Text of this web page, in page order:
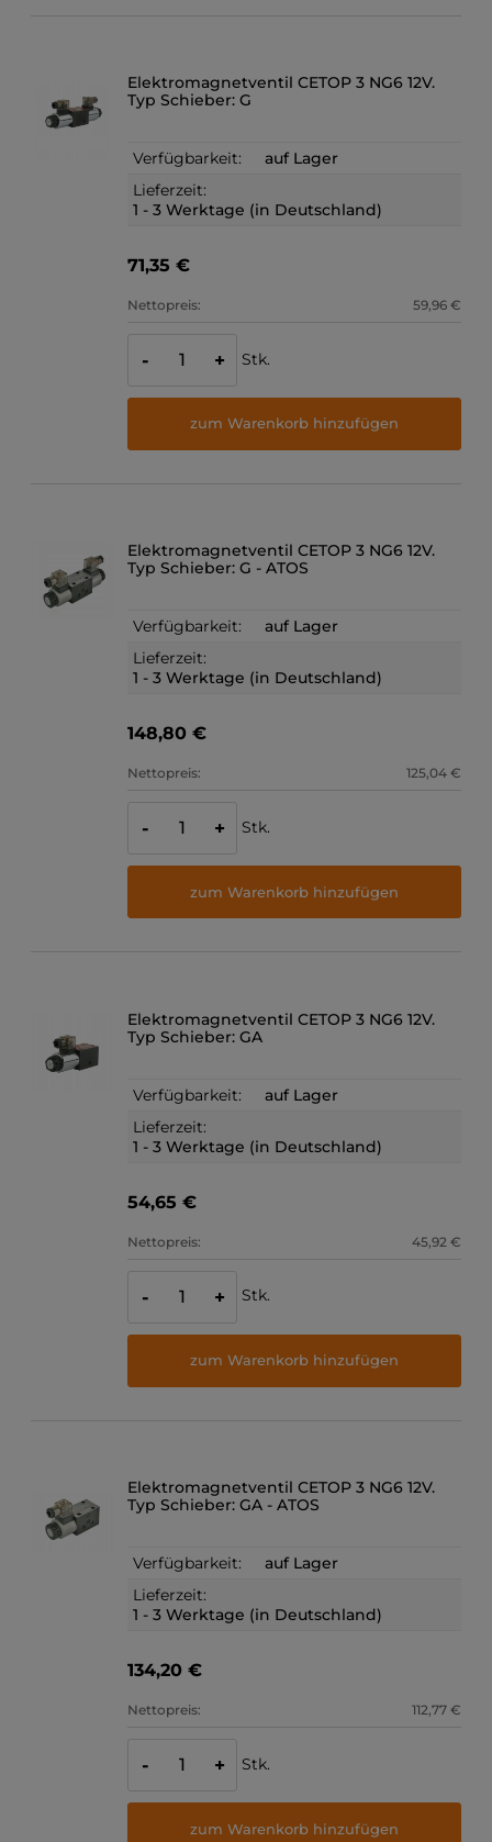
Elektromagnetventil CETOP 3 NG6 12V.
Typ Schieber: G
Verfügbarkeit:
auf Lager
Lieferzeit:
1 - 3 Werktage (in Deutschland)
71,35 €
Nettopreis: 59,96 €
- + Stk.
zum Warenkorb hinzufügen
Elektromagnetventil CETOP 3 NG6 12V.
Typ Schieber: G - ATOS
Verfügbarkeit:
auf Lager
Lieferzeit:
1 - 3 Werktage (in Deutschland)
148,80 €
Nettopreis: 125,04 €
- + Stk.
zum Warenkorb hinzufügen
Elektromagnetventil CETOP 3 NG6 12V.
Typ Schieber: GA
Verfügbarkeit:
auf Lager
Lieferzeit:
1 - 3 Werktage (in Deutschland)
54,65 €
Nettopreis: 45,92 €
- + Stk.
zum Warenkorb hinzufügen
Elektromagnetventil CETOP 3 NG6 12V.
Typ Schieber: GA - ATOS
Verfügbarkeit:
auf Lager
Lieferzeit:
1 - 3 Werktage (in Deutschland)
134,20 €
Nettopreis: 112,77 €
- + Stk.
zum Warenkorb hinzufügen